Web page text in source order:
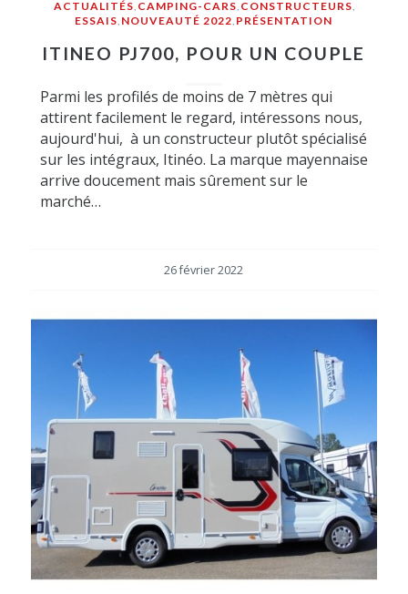
ACTUALITÉS CAMPING-CARS CONSTRUCTEURS
ESSAIS NOUVEAUTÉ 2022 PRÉSENTATION
ITINEO PJ700, POUR UN COUPLE
Parmi les profilés de moins de 7 mètres qui
attirent facilement le regard, intéressons nous,
aujourd'hui, à un constructeur plutôt spécialisé
sur les intégraux, Itinéo. La marque mayennaise
arrive doucement mais sûrement sur le
marché…
26 février 2022